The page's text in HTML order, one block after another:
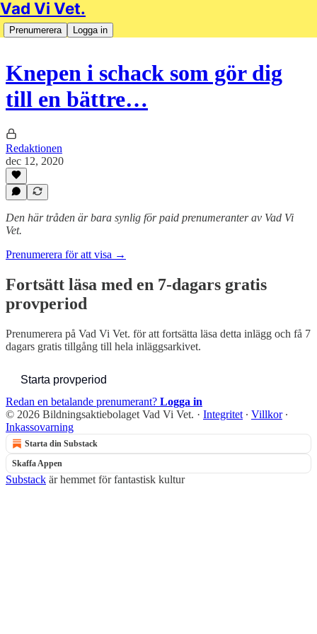
Vad Vi Vet.
Prenumerera Logga in
Knepen i schack som gör dig
till en bättre…
Redaktionen
dec 12, 2020
Den här tråden är bara synlig för paid prenumeranter av Vad Vi
Vet.
Prenumerera för att visa →
Fortsätt läsa med en 7-dagars gratis
provperiod
Prenumerera på Vad Vi Vet. för att fortsätta läsa detta inlägg och få 7
dagars gratis tillgång till hela inläggsarkivet.
Starta provperiod
Redan en betalande prenumerant? Logga in
© 2026 Bildningsaktiebolaget Vad Vi Vet. · Integritet ∙ Villkor∙
Inkassovarning
Starta din Substack
Skaffa Appen
Substack är hemmet för fantastisk kultur